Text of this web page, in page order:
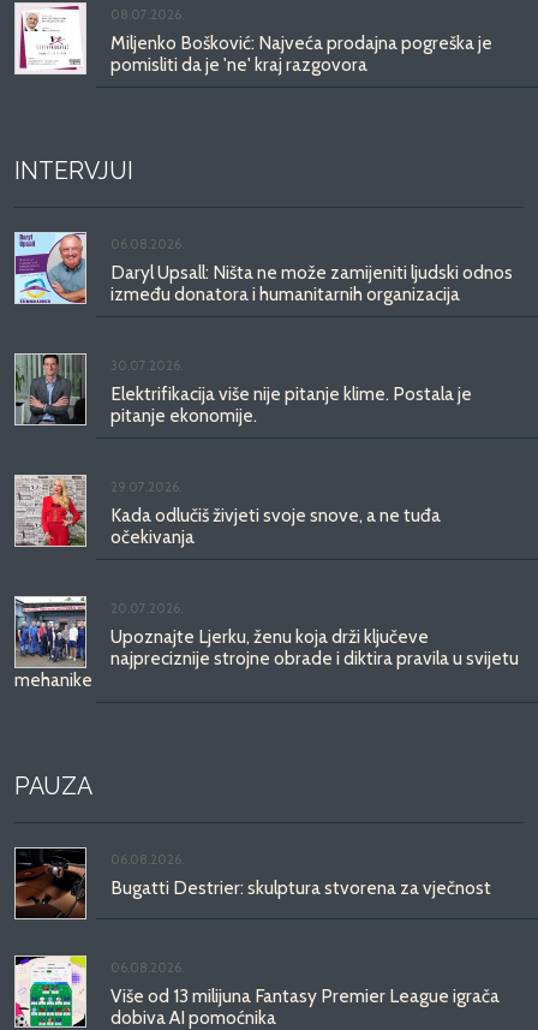
08.07.2026.
Miljenko Bošković: Najveća prodajna pogreška je
pomisliti da je 'ne' kraj razgovora
INTERVJUI
06.08.2026.
Daryl Upsall: Ništa ne može zamijeniti ljudski odnos
između donatora i humanitarnih organizacija
30.07.2026.
Elektrifikacija više nije pitanje klime. Postala je
pitanje ekonomije.
29.07.2026.
Kada odlučiš živjeti svoje snove, a ne tuđa
očekivanja
20.07.2026.
Upoznajte Ljerku, ženu koja drži ključeve
najpreciznije strojne obrade i diktira pravila u svijetu
mehanike
PAUZA
06.08.2026.
Bugatti Destrier: skulptura stvorena za vječnost
06.08.2026.
Više od 13 milijuna Fantasy Premier League igrača
dobiva AI pomoćnika